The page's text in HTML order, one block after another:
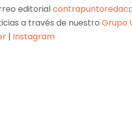
editorial
a través de nuestroGrupo
| Instagram